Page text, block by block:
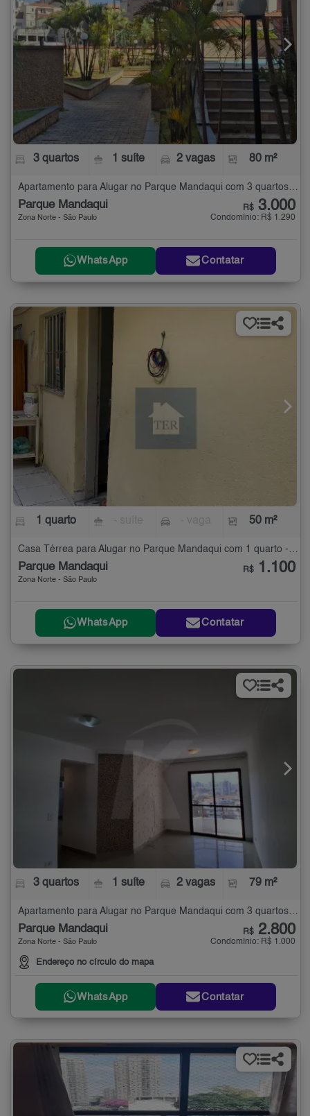
3 quartos 1 suíte 2 vagas 80 m²
Parque Mandaqui
Zona Norte - São Paulo
R$ 3.000
Condomínio: R$ 1.290
WhatsApp Contatar
1 quarto 50 m²
Parque Mandaqui
Zona Norte - São Paulo
R$ 1.100
WhatsApp Contatar
3 quartos 1 suíte 2 vagas 79 m²
Apartamento para Alugar no Parque Mandaqui com 3 quartos - 79 m²
Parque Mandaqui
Zona Norte - São Paulo
Endereço no círculo do mapa
R$ 2.800
Condomínio: R$ 1.000
WhatsApp Contatar